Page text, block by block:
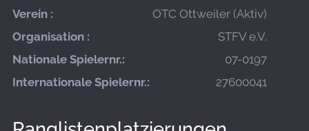
Verein :
OTC Ottweiler (Aktiv)
Organisation :
STFV e.V.
Nationale Spielernr.:
07-0197
Internationale Spielernr.:
27600041